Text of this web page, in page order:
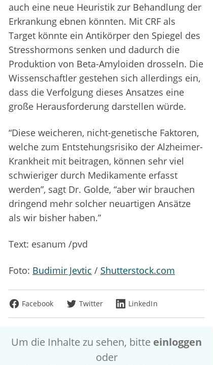
auch eine neue Heuristik zur Behandlung der
Erkrankung ebnen könnten. Mit CRF als
Target könnte ein Antikörper den Spiegel des
Stresshormons senken und dadurch die
Produktion von Beta-Amyloiden drosseln. Die
Wissenschaftler gestehen sich allerdings ein,
dass die Verfolgung dieses Ansatzes eine
große Herausforderung darstellen würde.
“Diese weicheren, nicht-genetische Faktoren,
welche zum Entstehungsrisiko der Alzheimer-
Krankheit mit beitragen, können sehr viel
schwieriger durch Medikamente erfasst
werden”, sagt Dr. Golde, “aber wir brauchen
dringend mehr solcher neuartigen Ansätze
als wir bisher haben.”
Text: esanum /pvd
Foto: Budimir Jevtic / Shutterstock.com
Facebook Twitter LinkedIn
Um die Inhalte zu sehen, bitte einloggen
oder